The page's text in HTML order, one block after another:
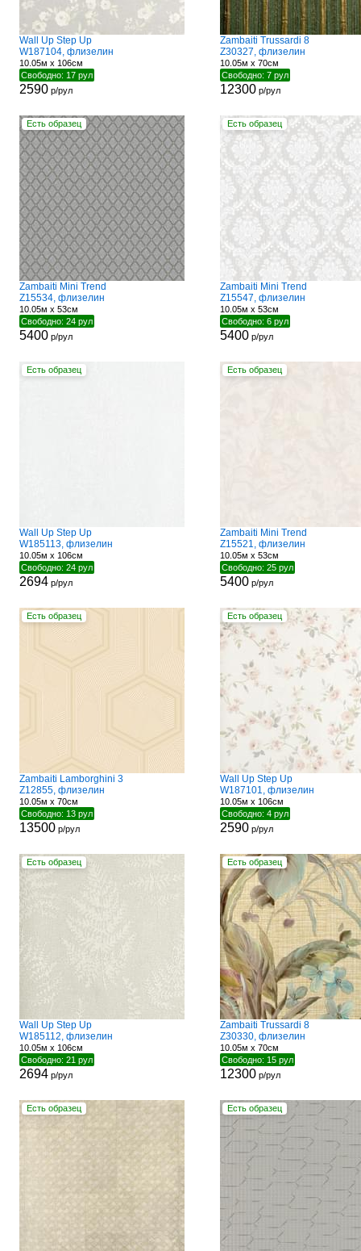
Wall Up Step Up
W187104, флизелин
10.05м x 106см
Свободно: 17 рул
2590р/рул
Zambaiti Trussardi 8
Z30327, флизелин
10.05м x 70см
Свободно: 7 рул
12300р/рул
Есть образец
Zambaiti Mini Trend
Z15534, флизелин
10.05м x 53см
Свободно: 24 рул
5400р/рул
Есть образец
Zambaiti Mini Trend
Z15547, флизелин
10.05м x 53см
Свободно: 6 рул
5400р/рул
Есть образец
Wall Up Step Up
W185113, флизелин
10.05м x 106см
Свободно: 24 рул
2694р/рул
Есть образец
Zambaiti Mini Trend
Z15521, флизелин
10.05м x 53см
Свободно: 25 рул
5400р/рул
Есть образец
Zambaiti Lamborghini 3
Z12855, флизелин
10.05м x 70см
Свободно: 13 рул
13500р/рул
Есть образец
Wall Up Step Up
W187101, флизелин
10.05м x 106см
Свободно: 4 рул
2590р/рул
Есть образец
Wall Up Step Up
W185112, флизелин
10.05м x 106см
Свободно: 21 рул
2694р/рул
Есть образец
Zambaiti Trussardi 8
Z30330, флизелин
10.05м x 70см
Свободно: 15 рул
12300р/рул
Есть образец Есть образец